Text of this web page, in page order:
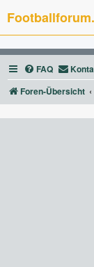
FAQ
Foren-Übersicht